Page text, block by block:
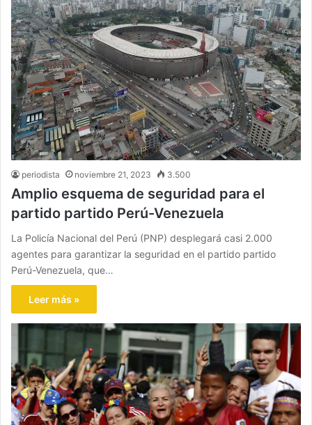
periodista noviembre 21, 2023 3.500
Amplio esquema de seguridad para el
partido partido Perú-Venezuela
La Policía Nacional del Perú (PNP) desplegará casi 2.000
agentes para garantizar la seguridad en el partido partido
Perú-Venezuela, que…
Leer más »